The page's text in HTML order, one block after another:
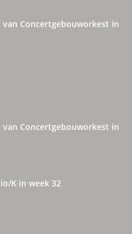
van Concertgebouworkest in
van Concertgebouworkest in
K in week 32